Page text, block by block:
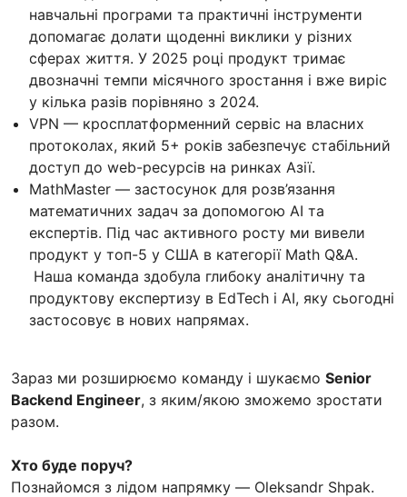
навчальні програми та практичні інструменти
допомагає долати щоденні виклики у різних
сферах життя. У 2025 році продукт тримає
двозначні темпи місячного зростання і вже виріс
у кілька разів порівняно з 2024.
VPN — кросплатформенний сервіс на власних
протоколах, який 5+ років забезпечує стабільний
доступ до web-ресурсів на ринках Азії.
MathMaster — застосунок для розв’язання
математичних задач за допомогою AI та
експертів. Під час активного росту ми вивели
продукт у топ-5 у США в категорії Math Q&A.
Наша команда здобула глибоку аналітичну та
продуктову експертизу в EdTech і AI, яку сьогодні
застосовує в нових напрямах.
Зараз ми розширюємо команду і шукаємо Senior
Backend Engineer, з яким/якою зможемо зростати
разом.
Хто буде поруч?
Познайомся з лідом напрямку — Oleksandr Shpak.